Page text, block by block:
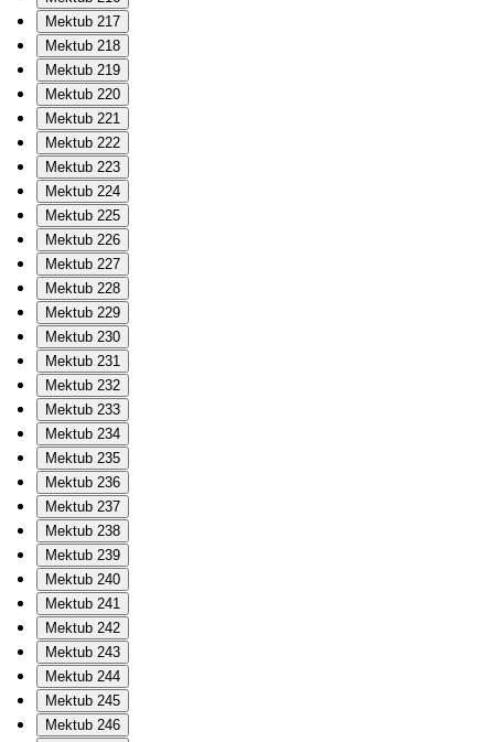
Mektub 217
Mektub 218
Mektub 219
Mektub 220
Mektub 221
Mektub 222
Mektub 223
Mektub 224
Mektub 225
Mektub 226
Mektub 227
Mektub 228
Mektub 229
Mektub 230
Mektub 231
Mektub 232
Mektub 233
Mektub 234
Mektub 235
Mektub 236
Mektub 237
Mektub 238
Mektub 239
Mektub 240
Mektub 241
Mektub 242
Mektub 243
Mektub 244
Mektub 245
Mektub 246